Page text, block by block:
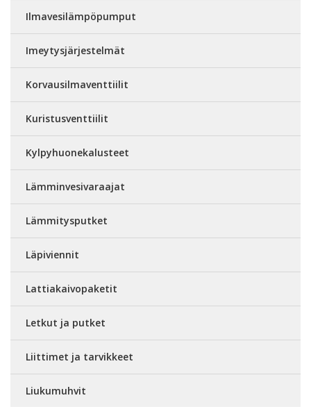
Ilmavesilämpöpumput
Imeytysjärjestelmät
Korvausilmaventtiilit
Kuristusventtiilit
Kylpyhuonekalusteet
Lämminvesivaraajat
Lämmitysputket
Läpiviennit
Lattiakaivopaketit
Letkut ja putket
Liittimet ja tarvikkeet
Liukumuhvit